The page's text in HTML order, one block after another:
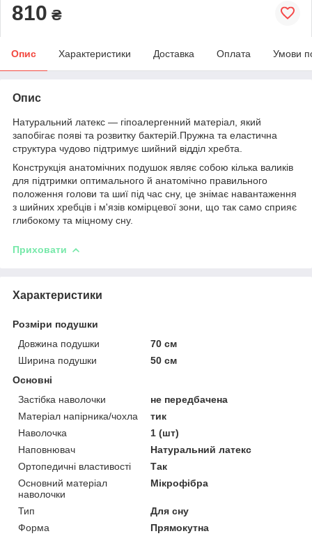
810 ₴
Опис Характеристики Доставка Оплата Умови
Опис
Натуральний латекс — гіпоалергенний матеріал, який
запобігає появі та розвитку бактерій.Пружна та еластична
структура чудово підтримує шийний відділ хребта.
Конструкція анатомічних подушок являє собою кілька валиків
для підтримки оптимального й анатомічно правильного
положення голови та шиї під час сну, це знімає навантаження
з шийних хребців і м'язів комірцевої зони, що так само сприяє
глибокому та міцному сну.
Приховати
Характеристики
Розміри подушки
Довжина подушки
70 см
Ширина подушки
50 см
Основні
Застібка наволочки
не передбачена
Матеріал напірника/чохла
тик
Наволочка
1 (шт)
Наповнювач
Натуральний латекс
Ортопедичні властивості
Так
Основний матеріал
наволочки
Мікрофібра
Тип
Для сну
Форма
Прямокутна